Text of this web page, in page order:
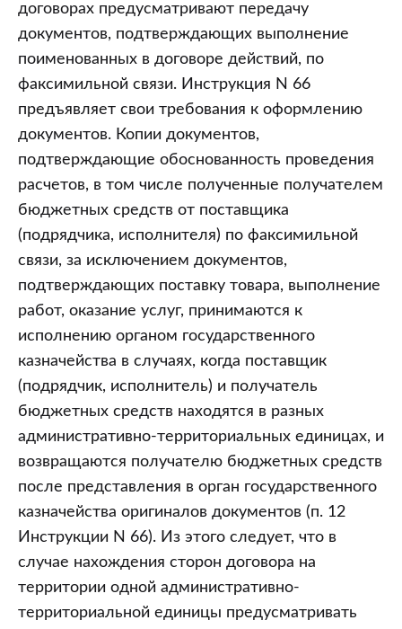
договорах предусматривают передачу
документов, подтверждающих выполнение
поименованных в договоре действий, по
факсимильной связи. Инструкция N 66
предъявляет свои требования к оформлению
документов. Копии документов,
подтверждающие обоснованность проведения
расчетов, в том числе полученные получателем
бюджетных средств от поставщика
(подрядчика, исполнителя) по факсимильной
связи, за исключением документов,
подтверждающих поставку товара, выполнение
работ, оказание услуг, принимаются к
исполнению органом государственного
казначейства в случаях, когда поставщик
(подрядчик, исполнитель) и получатель
бюджетных средств находятся в разных
административно-территориальных единицах, и
возвращаются получателю бюджетных средств
после представления в орган государственного
казначейства оригиналов документов (п. 12
Инструкции N 66). Из этого следует, что в
случае нахождения сторон договора на
территории одной административно-
территориальной единицы предусматривать